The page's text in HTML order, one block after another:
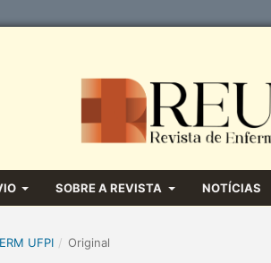
SOBRE A REVISTA NOTÍCIAS
UFPI / Original